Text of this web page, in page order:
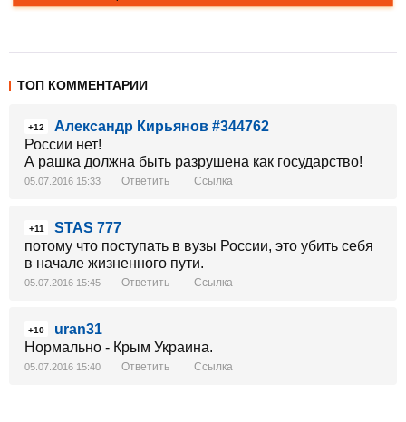
ТОП КОММЕНТАРИИ
+12
Александр Кирьянов #344762
России нет!
А рашка должна быть разрушена как государство!
05.07.2016 15:33 Ответить Ссылка
+11
STAS 777
потому что поступать в вузы России, это убить себя
в начале жизненного пути.
05.07.2016 15:45 Ответить Ссылка
+10
uran31
Нормально - Крым Украина.
05.07.2016 15:40 Ответить Ссылка